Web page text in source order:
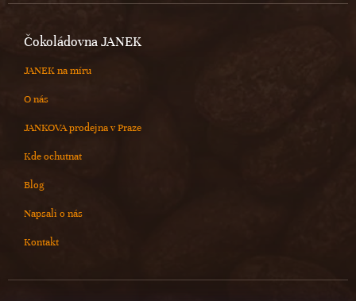
Čokoládovna JANEK
JANEK na míru
O nás
JANKOVA prodejna v Praze
Kde ochutnat
Blog
Napsali o nás
Kontakt